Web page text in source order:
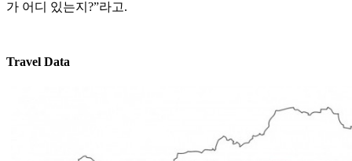
가 어디 있는지?”라고.
Travel Data